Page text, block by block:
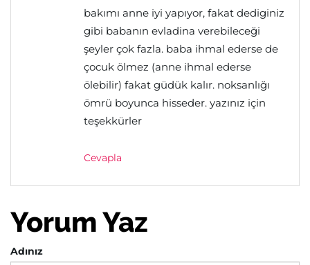
bakımı anne iyi yapıyor, fakat dediginiz
gibi babanın evladina verebileceği
şeyler çok fazla. baba ihmal ederse de
çocuk ölmez (anne ihmal ederse
ölebilir) fakat güdük kalır. noksanlığı
ömrü boyunca hisseder. yazınız için
teşekkürler
Cevapla
Yorum Yaz
Adınız